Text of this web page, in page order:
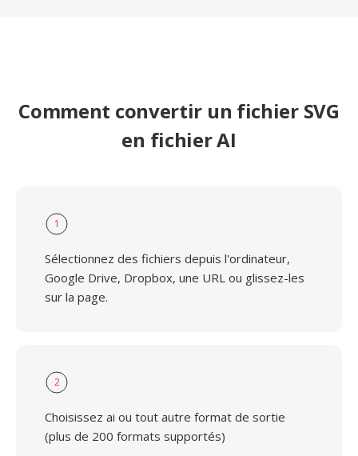
Comment convertir un fichier SVG
en fichier AI
1
Sélectionnez des fichiers depuis l'ordinateur,
Google Drive, Dropbox, une URL ou glissez-les
sur la page.
2
Choisissez ai ou tout autre format de sortie
(plus de 200 formats supportés)